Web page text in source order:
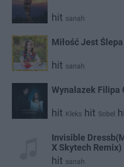
hit sanah
Miłość Jest Ślepa
hit sanah
Wynalazek Filipa
hit Kleks hit Sobel
Invisible
X Skytech Remix)
hit sanah